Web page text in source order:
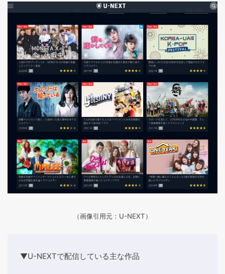
（画像引用元：U-NEXT）
▼U-NEXTで配信している主な作品